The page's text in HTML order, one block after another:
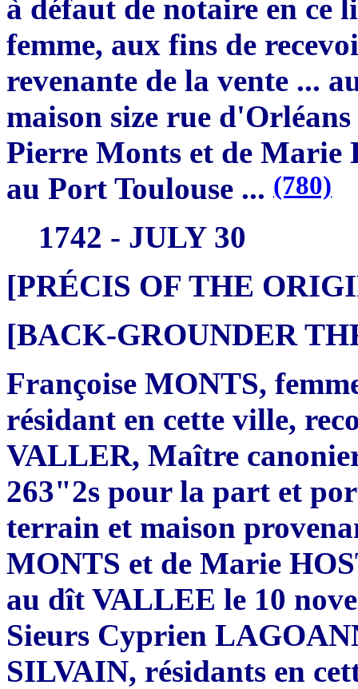
à défaut de notaire en ce
femme, aux fins de
revenante de la vente ...
maison size rue
Pierre Monts et de Marie
au Port Toulouse ... (780)
1742 - JULY 30
[PRÉCIS OF THE
[BACK-GROUNDER
Françoise MONTS,
résidant en cette ville,
VALLER, Maître
263"2s pour la part et
terrain et maison
MONTS et de Marie
au dît VALLEE le 10
Sieurs Cyprien
SILVAIN, résidants en